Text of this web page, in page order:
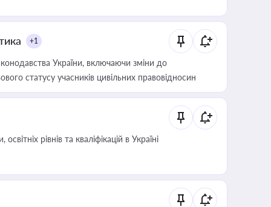
+1
України, включаючи зміни до
статусу учасників цивільних правовідносин
рівнів та кваліфікацій в Україні